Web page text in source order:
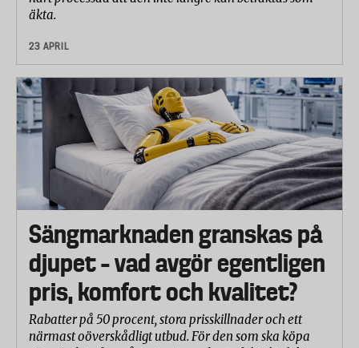
äkta.
23 APRIL
Sängmarknaden granskas på
djupet – vad avgör egentligen
pris, komfort och kvalitet?
Rabatter på 50 procent, stora prisskillnader och ett
närmast oöverskådligt utbud. För den som ska köpa